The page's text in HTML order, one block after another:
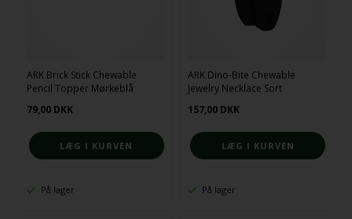
ARK Brick Stick Chewable
Pencil Topper Mørkeblå
79,00 DKK
På lager
ARK Dino-Bite Chewable
Jewelry Necklace Sort
157,00 DKK
På lager